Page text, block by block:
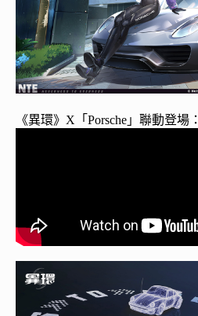
《異環》X「Porsche」聯動登場：